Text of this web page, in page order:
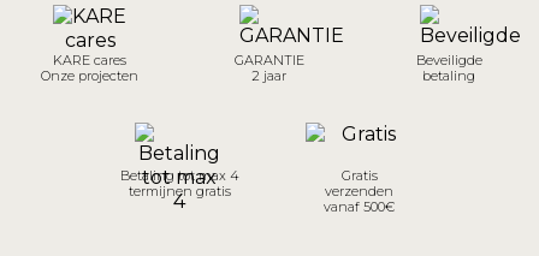
KARE cares
Onze projecten
GARANTIE
2 jaar
Beveiligde
betaling
Betaling tot max 4
termijnen gratis
Gratis
verzenden
vanaf 500€